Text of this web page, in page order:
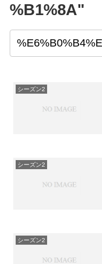
%B1%8A"
シーズン2
シーズン2
シーズン2